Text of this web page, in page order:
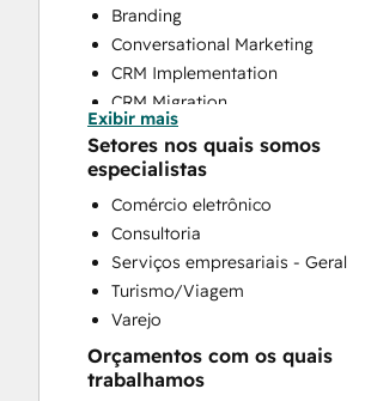
Branding
Conversational Marketing
CRM Implementation
CRM Migration
Customer Success Training
Customer Support Training
Email Marketing
Full Inbound Marketing Services
Knowledge Base Development
Paid Advertising
Programmable Automation
Sales and Marketing Alignment
Sales Coaching and Training
Sales Enablement
Exibir mais
Setores nos quais somos
especialistas
Comércio eletrônico
Consultoria
Serviços empresariais - Geral
Turismo/Viagem
Varejo
Orçamentos com os quais
trabalhamos